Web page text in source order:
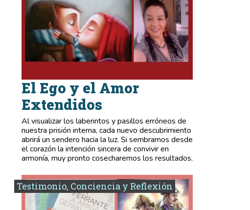
El Ego y el Amor
Extendidos
Al visualizar los laberintos y pasillos erróneos de
nuestra prisión interna, cada nuevo descubrimiento
abrirá un sendero hacia la luz. Si sembramos desde
el corazón la intención sincera de convivir en
armonía, muy pronto cosecharemos los resultados.
Testimonio, Conciencia y Reflexión